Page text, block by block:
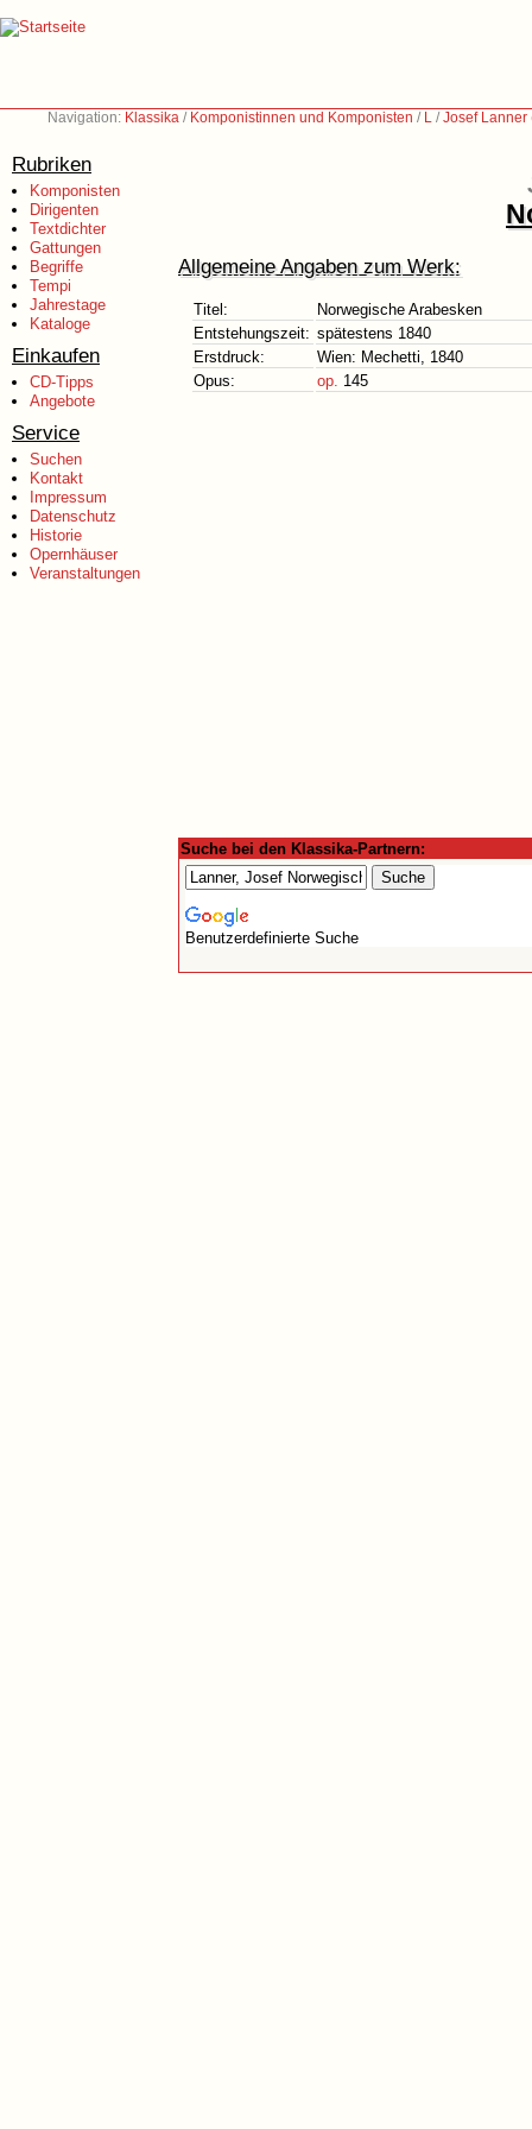
Navigation: Klassika / Komponistinnen und Komponisten / L /Josef Lanner
Rubriken
Komponisten
Dirigenten
Textdichter
Gattungen
Begriffe
Tempi
Jahrestage
Kataloge
Einkaufen
CD-Tipps
Angebote
Service
Suchen
Kontakt
Impressum
Datenschutz
Historie
Opernhäuser
Veranstaltungen
Allgemeine Angaben zum Werk:
Titel:
Norwegische Arabesken
Entstehungszeit: spätestens 1840
Erstdruck:
Wien: Mechetti, 1840
Opus:
op. 145
Suche bei den Klassika-Partnern:
Benutzerdefinierte Suche